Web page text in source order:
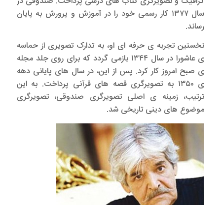
سال ۱۳۷۷ کار رسمی خود را در آموزش و پرورش به پایان
رساند.
نخستین تجربه ی حرفه ای او، به تدارک تصویری از حماسه
ی عاشورا در سال ۱۳۴۴ بازمی گردد که برای روی جلد مجله
ی صبح امروز کار کرد. پس از این، در سال های پایانی دهه
ی ۱۳۵۰ به تصویرگری قصه های قرآنی پرداخت. به این
ترتیب، زمینه ی اصلی تصویرگری صندوقی، تصویرگری
موضوع های دینی تاریخی شد.